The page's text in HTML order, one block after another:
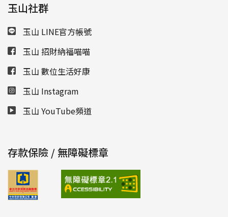
玉山社群
玉山 LINE官方帳號
玉山 招財納福喵喵
玉山 數位生活好康
玉山 Instagram
玉山 YouTube頻道
存款保險 / 無障礙標章